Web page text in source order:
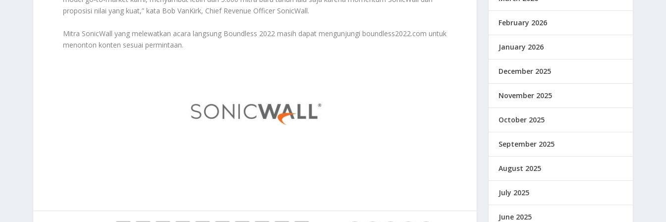
proposisi nilai yang kuat,” kata Bob VanKirk, Chief Revenue Officer SonicWall.
Mitra SonicWall yang melewatkan acara langsung Boundless 2022 masih dapat mengunjungi boundless2022.com untuk
menonton konten sesuai permintaan.
February 2026
January 2026
December 2025
November 2025
October 2025
September 2025
August 2025
July 2025
June 2025